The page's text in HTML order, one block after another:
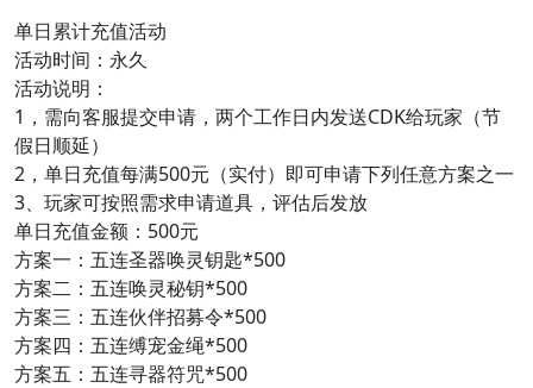
单日累计充值活动
活动时间：永久
活动说明：
1，需向客服提交申请，两个工作日内发送CDK给玩家（节
假日顺延）
2，单日充值每满500元（实付）即可申请下列任意方案之一
3、玩家可按照需求申请道具，评估后发放
单日充值金额：500元
方案一：五连圣器唤灵钥匙*500
方案二：五连唤灵秘钥*500
方案三：五连伙伴招募令*500
方案四：五连缚宠金绳*500
方案五：五连寻器符咒*500